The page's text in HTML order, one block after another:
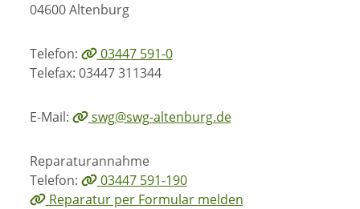
04600 Altenburg
Telefon:
03447 591-0
Telefax: 03447 311344
E-Mail: swg@swg-altenburg.de
Reparaturannahme
Telefon:
03447 591-190
Reparatur per Formular melden